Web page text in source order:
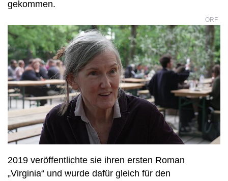
gekommen.
ORF
2019 veröffentlichte sie ihren ersten Roman
„Virginia“ und wurde dafür gleich für den